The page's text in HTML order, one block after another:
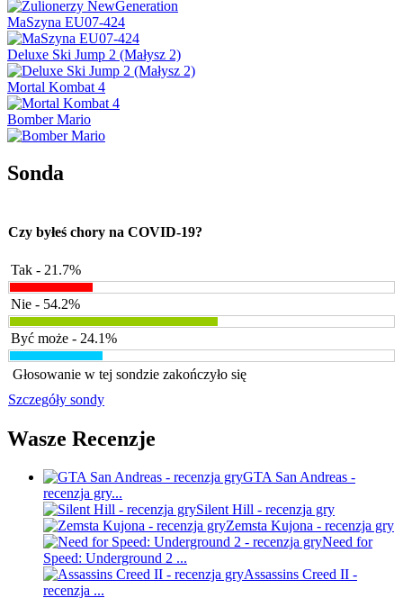
MaSzyna EU07-424
Deluxe Ski Jump 2 (Małysz 2)
Mortal Kombat 4
Bomber Mario
Sonda
Czy byłeś chory na COVID-19?
Tak - 21.7%
Nie - 54.2%
Być może - 24.1%
Głosowanie w tej sondzie zakończyło się
Szczegóły sondy
Wasze Recenzje
GTA San Andreas -
recenzja gry...
Silent Hill - recenzja gry
Zemsta Kujona - recenzja gry
Need for
Speed: Underground 2 ...
Assassins Creed II -
recenzja ...